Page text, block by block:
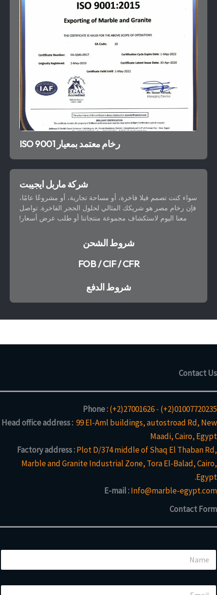
رخام معتمد بمعيار ISO 9001
شركة ماربل ايجيبت
سواء كنت تصمم فيلا فاخرة، أو مساحة تجارية، أو مشروعًا عامًا،
فإن رخام مصر هو شريكك المثالي لحلول الحجر الفاخرة. تواصل
معنا اليوم لاستكشاف مجموعة منتجاتنا أو طلب عرض أسعار!
شروط الشحن
FOB / CIF / CFR
شروط الدفع
Contact Us
Phone :(+2)27001626- (+2)01007720235
Head office address : 99 El-Aml buildings, autostroad Rd, New
Maadi, Cairo, Egypt
Factory address :Plot D/374 middle of Shaq El Thaban Rd,
Marble and Granite Industrial Zone, Tora El-Balad, Cairo,
Egypt.
E-mail :Info@marble-egypt.com
Contact Form
N
m
E